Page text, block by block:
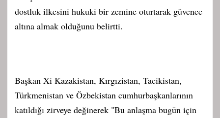
dostluk ilkesini hukuki bir zemine oturtarak güvence
altına almak olduğunu belirtti.
Başkan Xi Kazakistan, Kırgızistan, Tacikistan,
Türkmenistan ve Özbekistan cumhurbaşkanlarının
katıldığı zirveye değinerek "Bu anlaşma bugün için